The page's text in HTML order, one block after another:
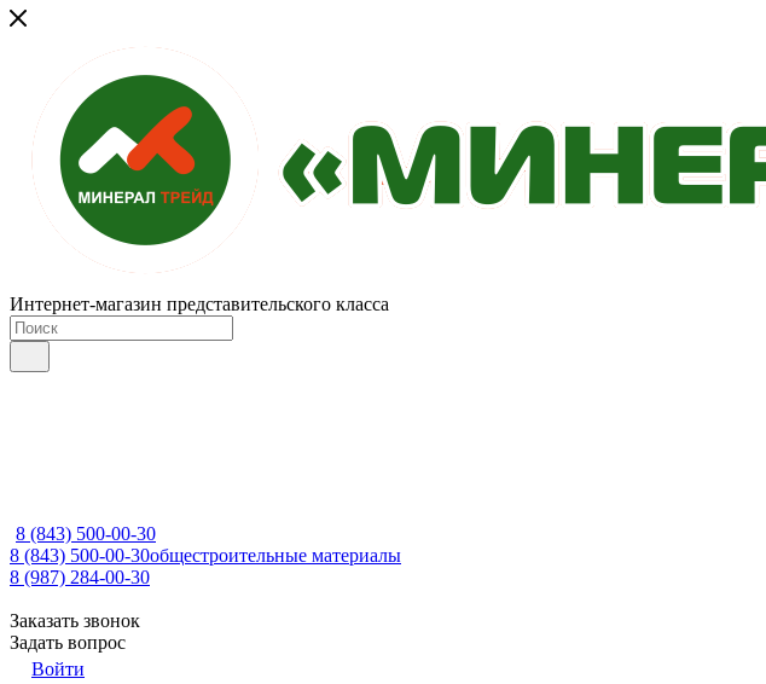
Интернет-магазин представительского класса
8 (843) 500-00-30
8 (843) 500-00-30общестроительные материалы
8 (987) 284-00-30
Заказать звонок
Задать вопрос
Войти